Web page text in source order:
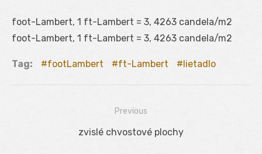
foot-Lambert, 1 ft-Lambert = 3, 4263 candela/m2
foot-Lambert, 1 ft-Lambert = 3, 4263 candela/m2
Tag: footLambert ft-Lambert lietadlo
Navigácia
Previous
Previous
zvislé chvostové plochy